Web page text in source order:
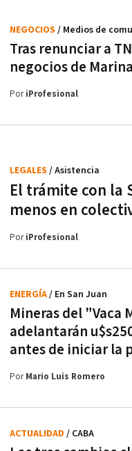
Tras renunciar a
negocios de
NEGOCIOS / Medios de
PoriProfesional
El trámite con la
menos en
LEGALES / Asistencia
PoriProfesional
Mineras del "Vaca
adelantarán
antes de iniciar la
ENERGÍA/ En San Juan
PorMario Luis Romero
ACTUALIDAD / CABA